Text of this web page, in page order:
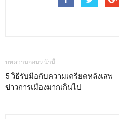
บทความก่อนหน้านี้
5 วิธีรับมือกับความเครียดหลังเสพ
ข่าวการเมืองมากเกินไป